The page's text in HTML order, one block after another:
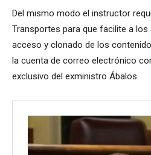
Del mismo modo el instructor
Transportes para que facilite a los
acceso y clonado de los
la cuenta de correo electrónico
exclusivo del exministro Ábalos.